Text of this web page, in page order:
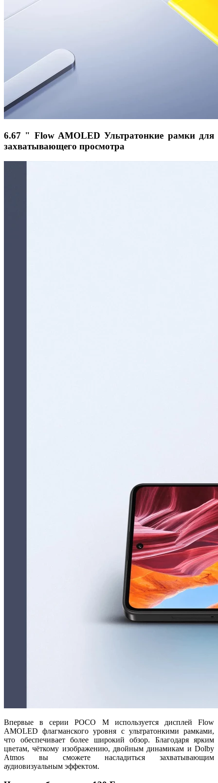
6.67 " Flow AMOLED Ультратонкие рамки для
захватывающего просмотра
Впервые в серии POCO M используется дисплей Flow
AMOLED флагманского уровня с ультратонкими рамками,
что обеспечивает более широкий обзор. Благодаря ярким
цветам, чёткому изображению, двойным динамикам и Dolby
Atmos вы сможете насладиться захватывающим
аудиовизуальным эффектом.